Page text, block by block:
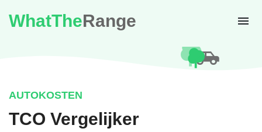
WhatTheRange
AUTOKOSTEN
TCO Vergelijker